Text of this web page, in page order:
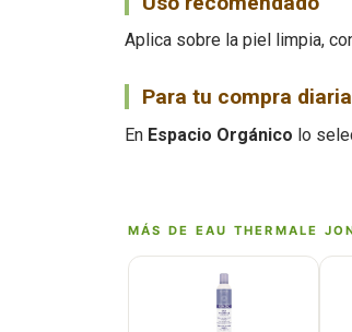
Aplica sobre la piel limpia,
Para tu compra diaria
En Espacio Orgánico lo
MÁS DE EAU THERMALE